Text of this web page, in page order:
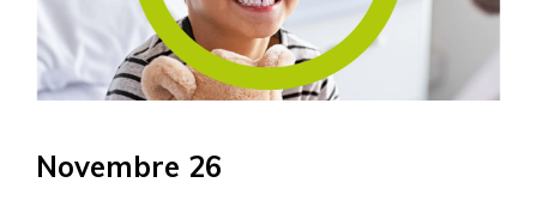
Novembre 26